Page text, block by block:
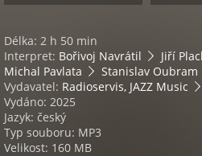
Délka: 2 h 50 min
Interpret: Bořivoj Navrátil Jiří
Michal Pavlata
Stanislav Oubram
Vydavatel: Radioservis, JAZZ Music
Vydáno: 2025
Jazyk: český
Typ souboru: MP3
Velikost: 160 MB